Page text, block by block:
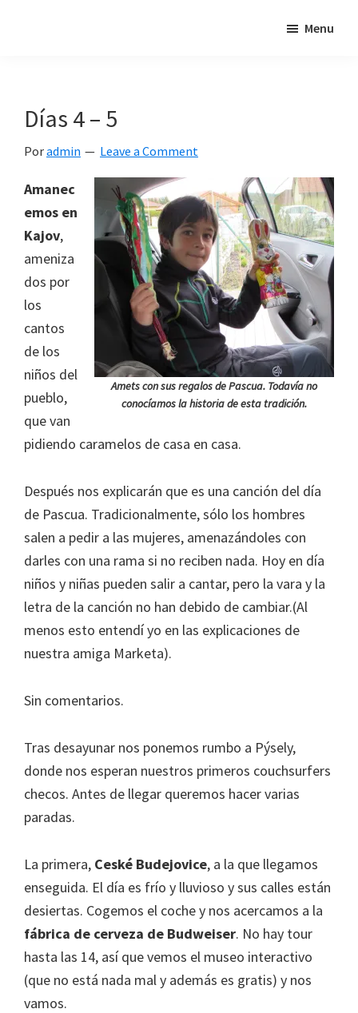
en
relación
dos
pasiones:
los
viajes
y
el
mundo
de
la
infancia"
Menu
Días 4 – 5
Poradmin Leave a Comment
Amets con sus regalos de Pascua. Todavía no
conocíamos la historia de esta tradición.
Amanec
emos en
Kajov,
ameniza
dos por
los
cantos
de los
niños del
pueblo,
que van
pidiendo caramelos de casa en casa.
Después nos explicarán que es una canción del día
de Pascua. Tradicionalmente, sólo los hombres
salen a pedir a las mujeres, amenazándoles con
darles con una rama si no reciben nada. Hoy en día
niños y niñas pueden salir a cantar, pero la vara y la
letra de la canción no han debido de cambiar.(Al
menos esto entendí yo en las explicaciones de
nuestra amiga Marketa).
Sin comentarios.
Tras desayunar nos ponemos rumbo a Pýsely,
donde nos esperan nuestros primeros couchsurfers
checos. Antes de llegar queremos hacer varias
paradas.
La primera, Ceské Budejovice, a la que llegamos
enseguida. El día es frío y lluvioso y sus calles están
desiertas. Cogemos el coche y nos acercamos a la
fábrica de cerveza de Budweiser. No hay tour
hasta las 14, así que vemos el museo interactivo
(que no está nada mal y además es gratis) y nos
vamos.